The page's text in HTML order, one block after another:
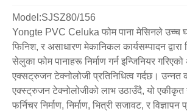
Model:SJSZ80/156
Yongte PVC Celuka फोम पाना मेसिनले उच्च
फिनिश, र असाधारण मेकानिकल कार्यसम्पादन द्वारा
सेलुका फोम पानाहरू निर्माण गर्न इन्जिनियर
एक्सट्रुजन टेक्नोलोजी प्रतिनिधित्व गर्दछ।
एक्स्ट्रुजन टेक्नोलोजीको लाभ उठाउँदै, यो एकीकृत
फर्निचर निर्माण, निर्माण, भित्री सजावट, र विज्ञापन